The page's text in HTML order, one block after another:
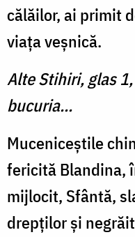
călăilor, ai primit
viața veșnică.
Alte Stihiri, glas
bucuria...
Muceniceștile
fericită Blandina,
mijlocit, Sfântă,
drepților și